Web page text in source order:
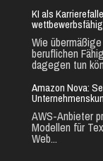
KI als
wettbewerbsfähig
Wie
beruflichen
dagegen tun
Amazon Nova:
AWS-Anbieter
Modellen für
Web...